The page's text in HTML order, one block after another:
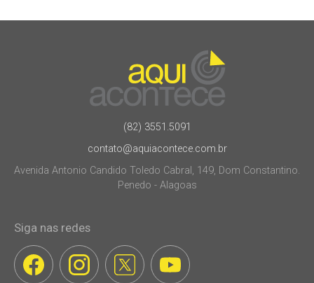
(82) 3551.5091
contato@aquiacontece.com.br
Avenida Antonio Candido Toledo Cabral, 149, Dom Constantino.
Penedo - Alagoas
Siga nas redes